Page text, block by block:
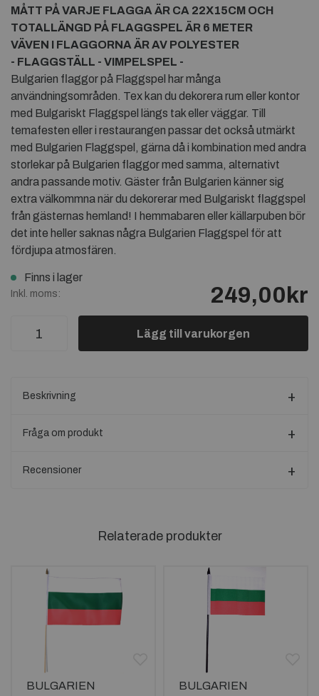
MÅTT PÅ VARJE FLAGGA ÄR CA 22X15CM OCH
TOTALLÄNGD PÅ FLAGGSPEL ÄR 6 METER
VÄVEN I FLAGGORNA ÄR AV POLYESTER
- FLAGGSTÄLL - VIMPELSPEL -
Bulgarien flaggor på Flaggspel har många
användningsområden. Tex kan du dekorera rum eller kontor
med Bulgariskt Flaggspel längs tak eller väggar. Till
temafesten eller i restaurangen passar det också utmärkt
med Bulgarien Flaggspel, gärna då i kombination med andra
storlekar på Bulgarien flaggor med samma, alternativt
andra passande motiv. Gäster från Bulgarien känner sig
extra välkommna när du dekorerar med Bulgariskt flaggspel
från gästernas hemland! I hemmabaren eller källarpuben bör
det inte heller saknas några Bulgarien Flaggspel för att
fördjupa atmosfären.
Finns i lager
Inkl. moms: 249,00kr
Lägg till varukorgen
Beskrivning
Fråga om produkt
Recensioner
Relaterade produkter
BULGARIEN
BULGARIEN